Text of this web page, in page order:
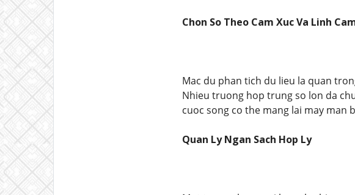
Chon So Theo Cam Xuc Va Linh
Mac du phan tich du lieu la quan
Nhieu truong hop trung so lon da
cuoc song co the mang lai may man
Quan Ly Ngan Sach Hop Ly